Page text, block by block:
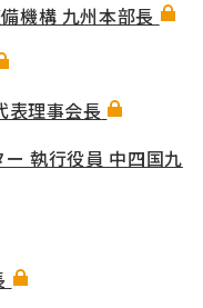
機構 九州本部長
理事会長
執行役員 中四国九